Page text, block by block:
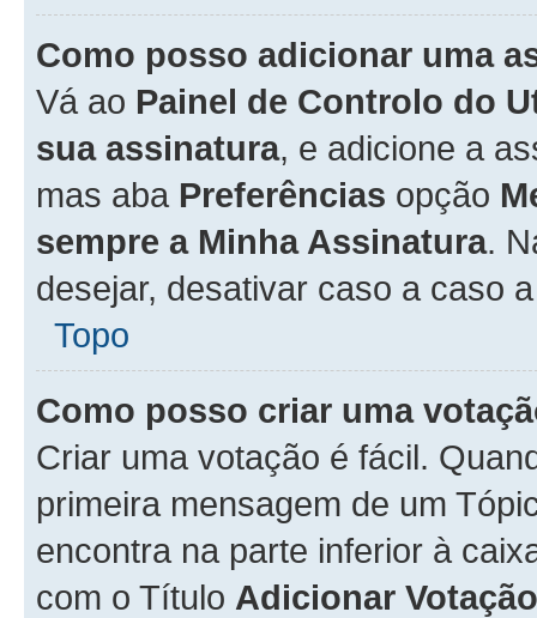
Como posso adicionar uma
Vá ao Painel de Controlo do
sua assinatura, e adicione a
mas aba Preferências opção
sempre a Minha Assinatura.
desejar, desativar caso a caso
Topo
Como posso criar uma
Criar uma votação é fácil.
primeira mensagem de um
encontra na parte inferior à
com o Título Adicionar Votação